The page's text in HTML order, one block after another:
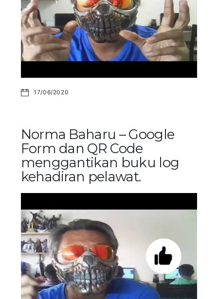
17/06/2020
Norma Baharu – Google
Form dan QR Code
menggantikan buku log
kehadiran pelawat.